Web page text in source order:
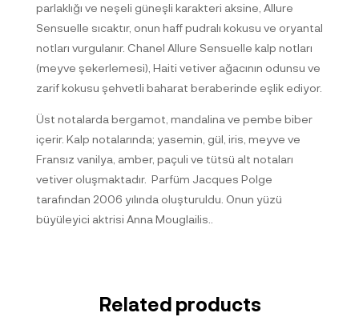
parlaklığı ve neşeli güneşli karakteri aksine, Allure
Sensuelle sıcaktır, onun haff pudralı kokusu ve oryantal
notları vurgulanır. Chanel Allure Sensuelle kalp notları
(meyve şekerlemesi), Haiti vetiver ağacının odunsu ve
zarif kokusu şehvetli baharat beraberinde eşlik ediyor.
Üst notalarda bergamot, mandalina ve pembe biber
içerir. Kalp notalarında; yasemin, gül, iris, meyve ve
Fransız vanilya, amber, paçuli ve tütsü alt notaları
vetiver oluşmaktadır. Parfüm Jacques Polge
tarafından 2006 yılında oluşturuldu Onun yüzü
büyüleyici aktrisi Anna Mouglailis..
Related products